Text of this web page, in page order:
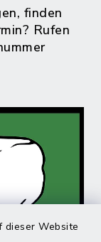
dieser Website
finden
Rufen